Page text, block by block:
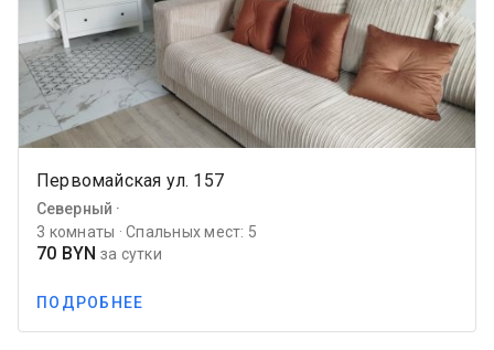
Previous Next
Первомайская ул. 157
Северный ·
3 комнаты · Спальных мест: 5
70 BYN за сутки
ПОДРОБНЕЕ